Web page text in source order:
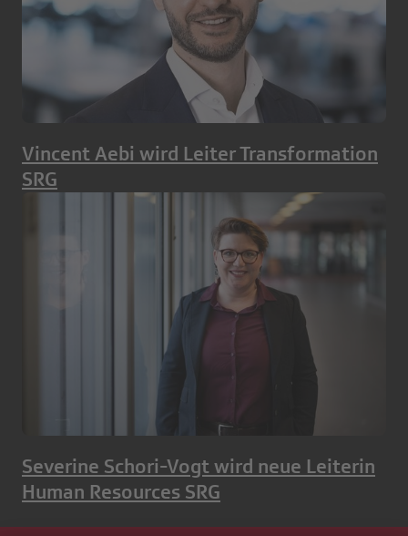
Vincent Aebi wird Leiter Transformation
SRG
Severine Schori-Vogt wird neue Leiterin
Human Resources SRG